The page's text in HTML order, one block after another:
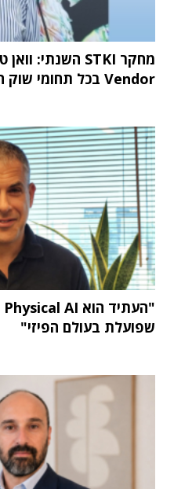
Vendor בכל תחומי שוק ה-IT
שפועלת בעולם הפיזי"